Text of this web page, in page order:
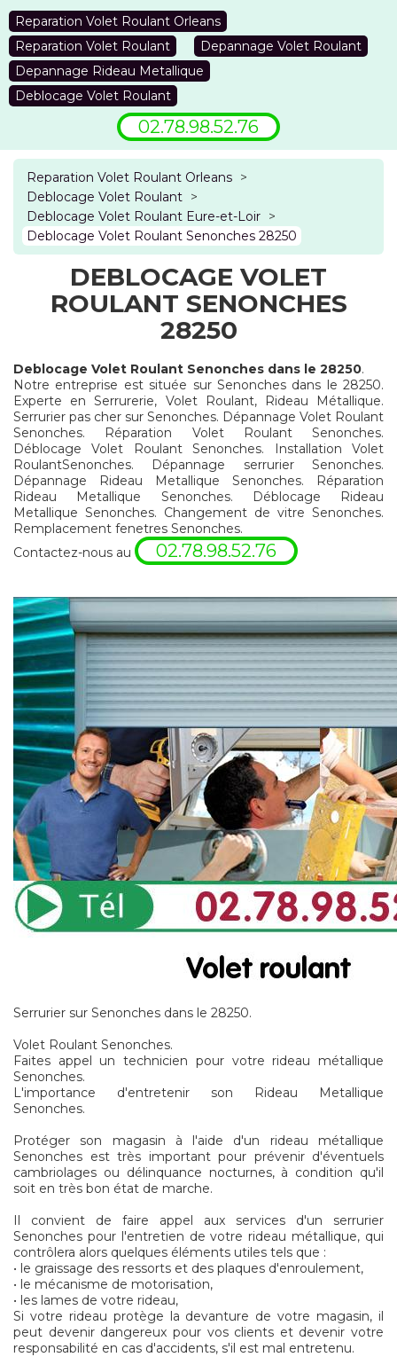
Reparation Volet Roulant Orleans
Reparation Volet Roulant
Depannage Volet Roulant
Depannage Rideau Metallique
Deblocage Volet Roulant
02.78.98.52.76
Reparation Volet Roulant Orleans >
Deblocage Volet Roulant >
Deblocage Volet Roulant Eure-et-Loir >
Deblocage Volet Roulant Senonches 28250
DEBLOCAGE VOLET
ROULANT SENONCHES
28250
Deblocage Volet Roulant Senonches dans le 28250.
Notre entreprise est située sur Senonches dans le 28250.
Experte en Serrurerie, Volet Roulant, Rideau Métallique.
Serrurier pas cher sur Senonches. Dépannage Volet Roulant
Senonches. Réparation Volet Roulant Senonches.
Déblocage Volet Roulant Senonches. Installation Volet
RoulantSenonches. Dépannage serrurier Senonches.
Dépannage Rideau Metallique Senonches. Réparation
Rideau Metallique Senonches. Déblocage Rideau
Metallique Senonches. Changement de vitre Senonches.
Remplacement fenetres Senonches.
Contactez-nous au
02.78.98.52.76
Serrurier sur Senonches dans le 28250.
Volet Roulant Senonches.
Faites appel un technicien pour votre rideau métallique
Senonches.
L'importance d'entretenir son Rideau Metallique
Senonches.
Protéger son magasin à l'aide d'un rideau métallique
Senonches est très important pour prévenir d'éventuels
cambriolages ou délinquance nocturnes, à condition qu'il
soit en très bon état de marche.
Il convient de faire appel aux services d'un serrurier
Senonches pour l'entretien de votre rideau métallique, qui
contrôlera alors quelques éléments utiles tels que :
• le graissage des ressorts et des plaques d'enroulement,
• le mécanisme de motorisation,
• les lames de votre rideau,
Si votre rideau protège la devanture de votre magasin, il
peut devenir dangereux pour vos clients et devenir votre
responsabilité en cas d'accidents, s'il est mal entretenu.